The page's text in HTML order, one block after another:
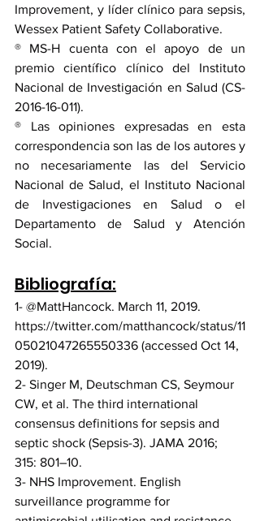
Improvement, y líder clínico para sepsis,
Wessex Patient Safety Collaborative.
® MS-H cuenta con el apoyo de un
premio científico clínico del Instituto
Nacional de Investigación en Salud (CS-
2016-16-011).
® Las opiniones expresadas en esta
correspondencia son las de los autores y
no necesariamente las del Servicio
Nacional de Salud, el Instituto Nacional
de Investigaciones en Salud o el
Departamento de Salud y Atención
Social.
Bibliografía:
1- @MattHancock. March 11, 2019.
https://twitter.com/matthancock/status/11
05021047265550336 (accessed Oct 14,
2019).
2- Singer M, Deutschman CS, Seymour
CW, et al. The third international
consensus definitions for sepsis and
septic shock (Sepsis-3). JAMA 2016;
315: 801–10.
3- NHS Improvement. English
surveillance programme for